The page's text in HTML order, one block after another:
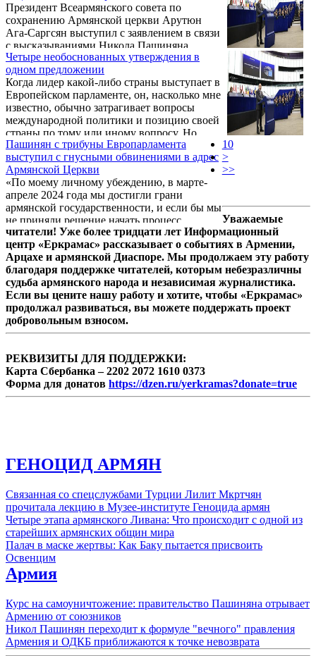
Реальная причина заключалась в том, что
аплодировавшие евродепутаты были в
восторге от самих себя, от своей
«креатуры». Они восхищались своим
собственным «Шариковым».
Президент Всеармянского совета по
сохранению Армянской церкви Арутюн
Ага-Саргсян выступил с заявлением в связи
с высказываниями Никола Пашиняна
против Армянской церкви, прозвучавшими
в Европейском парламенте.
Четыре необоснованных утверждения в
одном предложении
Когда лидер какой-либо страны выступает в
Европейском парламенте, он, насколько мне
известно, обычно затрагивает вопросы
международной политики и позицию своей
страны по тому или иному вопросу. Но,
учитывая, так сказать, особые отношения
ЕС и Пашиняна, премьер-министр Армении
обратился к внутренней политике страны,
пожаловался на духовенство и оппозицию,
одновременно оправдывая проводимые им
политические репрессии.
Пашинян с трибуны Европарламента
выступил с гнусными обвинениями в адрес
Армянской Церкви
«По моему личному убеждению, в марте-
апреле 2024 года мы достигли грани
армянской государственности, и если бы мы
не приняли решение начать процесс
демаркации границы с Азербайджаном в
апреле 2024 года, Республика Армения
сегодня была бы не независимым
государством, а в лучшем случае
территорией под иностранным
господством». Об этом 11 марта в
Страсбурге, в своем выступлении в
Европейском парламенте заявил Никол
Пашинян.
10
>
>>
Уважаемые
читатели! Уже более тридцати лет Информационный
центр «Еркрамас» рассказывает о событиях в Армении,
Арцахе и армянской Диаспоре. Мы продолжаем эту работу
благодаря поддержке читателей, которым небезразличны
судьба армянского народа и независимая журналистика.
Если вы цените нашу работу и хотите, чтобы «Еркрамас»
продолжал развиваться, вы можете поддержать проект
добровольным взносом.
РЕКВИЗИТЫ ДЛЯ ПОДДЕРЖКИ:
Карта Сбербанка – 2202 2072 1610 0373
Форма для донатов https://dzen.ru/yerkramas?donate=true
ГЕНОЦИД АРМЯН
Связанная со спецслужбами Турции Лилит Мкртчян
прочитала лекцию в Музее-институте Геноцида армян
Четыре этапа армянского Ливана: Что происходит с одной из
старейших армянских общин мира
Палач в маске жертвы: Как Баку пытается присвоить
Освенцим
Армия
Курс на самоуничтожение: правительство Пашиняна отрывает
Армению от союзников
Никол Пашинян переходит к формуле "вечного" правления
Армения и ОДКБ приближаются к точке невозврата